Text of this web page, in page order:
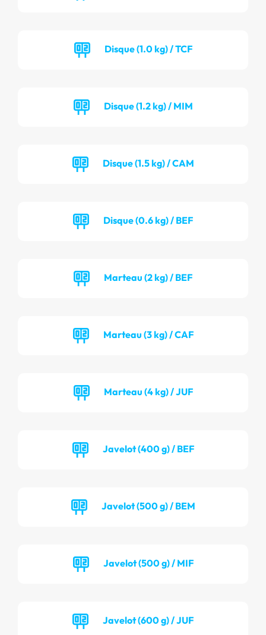
Disque (1.0 kg) / TCF
Disque (1.2 kg) / MIM
Disque (1.5 kg) / CAM
Disque (0.6 kg) / BEF
Marteau (2 kg) / BEF
Marteau (3 kg) / CAF
Marteau (4 kg) / JUF
Javelot (400 g) / BEF
Javelot (500 g) / BEM
Javelot (500 g) / MIF
Javelot (600 g) / JUF